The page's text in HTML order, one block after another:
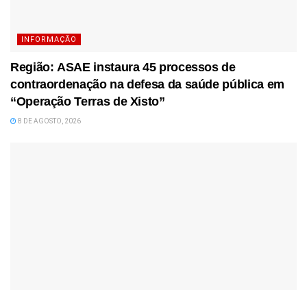
INFORMAÇÃO
Região: ASAE instaura 45 processos de
contraordenação na defesa da saúde pública em
“Operação Terras de Xisto”
8 DE AGOSTO, 2026